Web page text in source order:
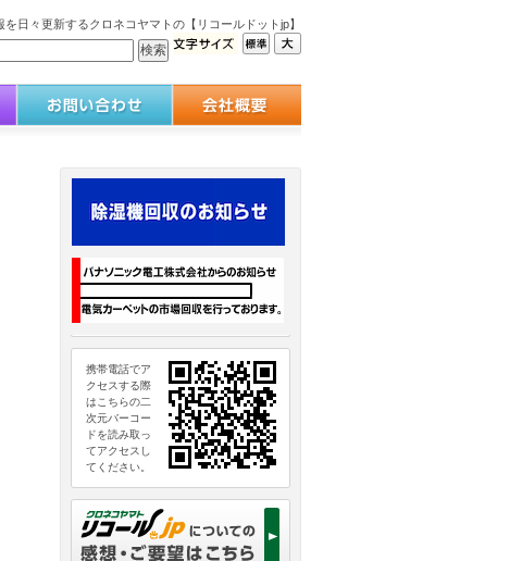
日々更新するクロネコヤマトの【リコールドットjp】
携帯電話でア
クセスする際
はこちらの二
次元バーコー
ドを読み取っ
てアクセスし
てください。